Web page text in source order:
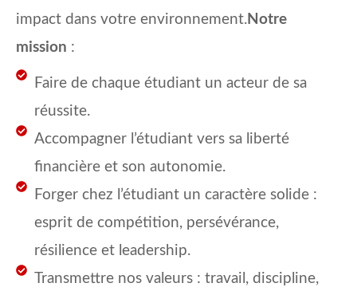
impact dans votre environnement.Notre
mission :
Faire de chaque étudiant un acteur de sa
réussite.
Accompagner l’étudiant vers sa liberté
financière et son autonomie.
Forger chez l’étudiant un caractère solide :
esprit de compétition, persévérance,
résilience et leadership.
Transmettre nos valeurs : travail, discipline,